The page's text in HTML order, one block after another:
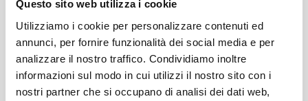
Questo sito web utilizza i cookie
Utilizziamo i cookie per personalizzare contenuti ed
annunci, per fornire funzionalità dei social media e per
analizzare il nostro traffico. Condividiamo inoltre
informazioni sul modo in cui utilizzi il nostro sito con i
nostri partner che si occupano di analisi dei dati web,
NON ASSOCIATI ADCEC3VE IVA INCLUSA
€ 73,20
EVENTO CONCLUSO